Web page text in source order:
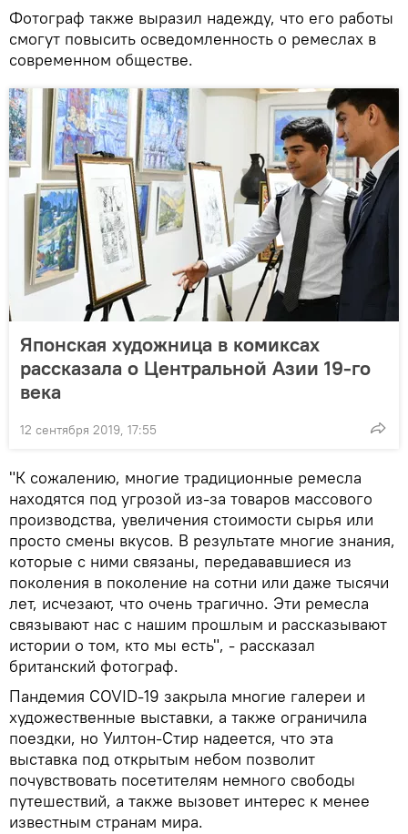
Фотограф также выразил надежду, что его работы
смогут повысить осведомленность о ремеслах в
современном обществе.
Японская художница в комиксах
рассказала о Центральной Азии 19-го
века
12 сентября 2019, 17:55
"К сожалению, многие традиционные ремесла
находятся под угрозой из-за товаров массового
производства, увеличения стоимости сырья или
просто смены вкусов. В результате многие знания,
которые с ними связаны, передававшиеся из
поколения в поколение на сотни или даже тысячи
лет, исчезают, что очень трагично. Эти ремесла
связывают нас с нашим прошлым и рассказывают
истории о том, кто мы есть", - рассказал
британский фотограф.
Пандемия COVID-19 закрыла многие галереи и
художественные выставки, а также ограничила
поездки, но Уилтон-Стир надеется, что эта
выставка под открытым небом позволит
почувствовать посетителям немного свободы
путешествий, а также вызовет интерес к менее
известным странам мира.